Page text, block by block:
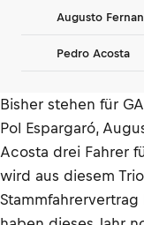
Augusto
Pedro Acosta
Bisher stehen für
Pol Espargaró,
Acosta drei Fahrer
wird aus diesem
Stammfahrervertrag